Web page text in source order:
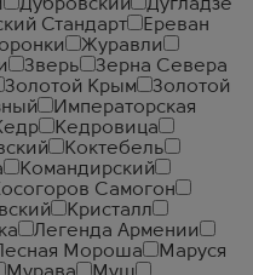
Дубровский
Дугладзе
Стандарт
Ереван
Журавли
Зверь
Зерна Севера
Золотой Крым
Золотой
Императорская
Кедровица
Коктебель
Командирский
Самогон
Кристалл
Легенда Армении
Мороша
Маруся